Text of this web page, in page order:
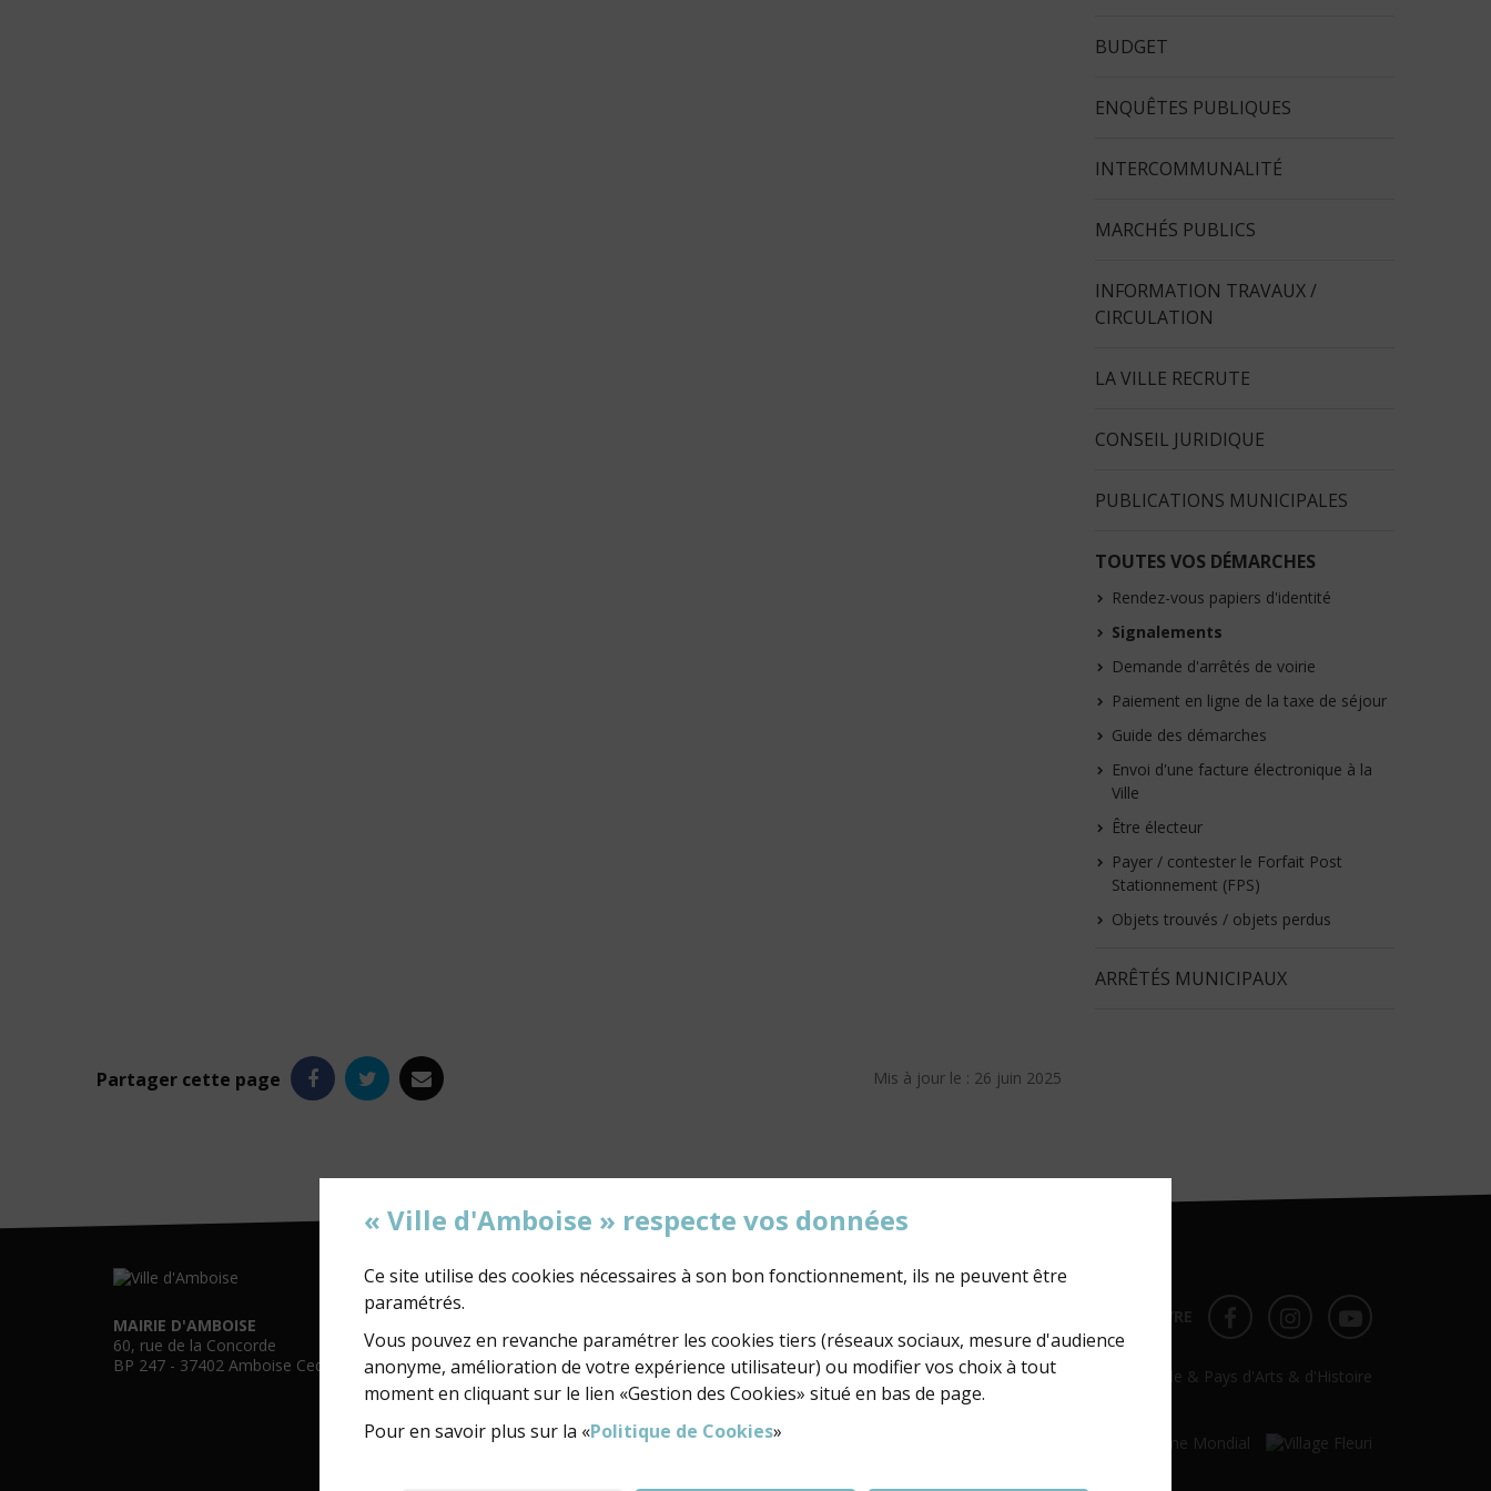
BUDGET
ENQUÊTES PUBLIQUES
INTERCOMMUNALITÉ
MARCHÉS PUBLICS
INFORMATION TRAVAUX /
CIRCULATION
LA VILLE RECRUTE
CONSEIL JURIDIQUE
PUBLICATIONS MUNICIPALES
TOUTES VOS DÉMARCHES
Rendez-vous papiers d'identité
Signalements
Demande d'arrêtés de voirie
Paiement en ligne de la taxe de séjour
Guide des démarches
Envoi d'une facture électronique à la
Ville
Être électeur
Payer / contester le Forfait Post
Stationnement (FPS)
Objets trouvés / objets perdus
ARRÊTÉS MUNICIPAUX
Partager cette page Facebook
Twitter
e-
Mis à jour le : 26 juin 2025
MAIRIE D'AMBOISE
60, rue de la Concorde
BP 247 - 37402 Amboise Cedex
NOUS SUIVRE FACEBOOK
FACEBOOKYOUTUBE
« Ville d'Amboise » respecte vos données
Ce site utilise des cookies nécessaires à son bon fonctionnement, ils ne peuvent être
paramétrés.
Vous pouvez en revanche paramétrer les cookies tiers (réseaux sociaux, mesure d'audience
anonyme, amélioration de votre expérience utilisateur) ou modifier vos choix à tout
moment en cliquant sur le lien «Gestion des Cookies» situé en bas de page.
Pour en savoir plus sur la «Politique de Cookies»